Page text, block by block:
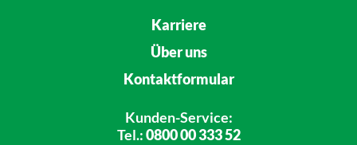
Karriere
Über uns
Kontaktformular
Kunden-Service:
Tel.:0800 00 333 52